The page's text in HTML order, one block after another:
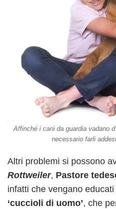
Affinché i cani da guardia vadano
necessario farli
Altri problemi si possono
Rottweiler, Pastore
infatti che vengano educati
‘cuccioli di uomo’, che